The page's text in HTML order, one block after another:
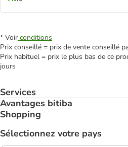
* Voir conditions
Prix conseillé = prix de vente conseillé
Prix habituel = prix le plus bas de ce
jours
Services
Avantages bitiba
Shopping
Sélectionnez votre pays